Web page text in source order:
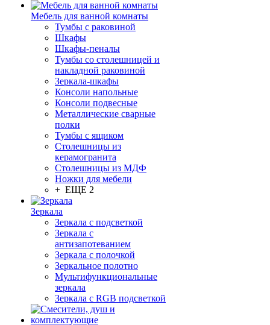
Мебель для ванной комнаты
Тумбы с раковиной
Шкафы
Шкафы-пеналы
Тумбы со столешницей и
накладной раковиной
Зеркала-шкафы
Консоли напольные
Консоли подвесные
Металлические сварные
полки
Тумбы с ящиком
Столешницы из
керамогранита
Столешницы из МДФ
Ножки для мебели
+ ЕЩЕ 2
Зеркала
Зеркала с подсветкой
Зеркала с
антизапотеванием
Зеркала с полочкой
Зеркальное полотно
Мультифункциональные
зеркала
Зеркала c RGB подсветкой